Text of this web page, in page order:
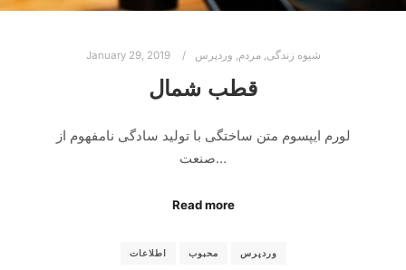
January 29, 2019 شیوه زندگی,مردم, وردپرس
قطب شمال
لورم ایپسوم متن ساختگی با تولید سادگی نامفهوم از
صنعت…
Read more
اطلاعات محبوب وردپرس